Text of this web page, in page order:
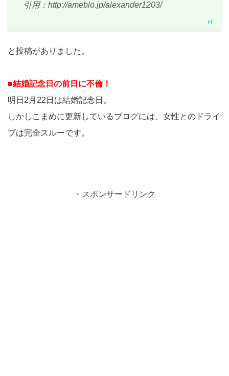
引用：http://ameblo.jp/alexander1203/
と投稿がありました。
■結婚記念日の前日に不倫！
明日2月22日は結婚記念日。
しかしこまめに更新しているブログには、女性とのドライ
ブは完全スルーです。
・スポンサードリンク